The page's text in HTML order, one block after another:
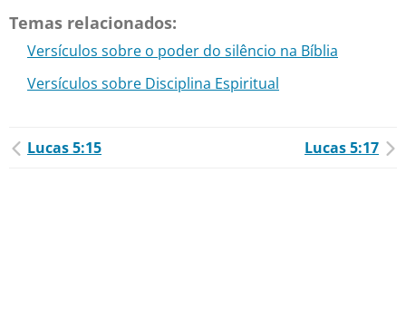
Temas relacionados:
Versículos sobre o poder do silêncio na Bíblia
Versículos sobre Disciplina Espiritual
Lucas 5:15 Lucas 5:17